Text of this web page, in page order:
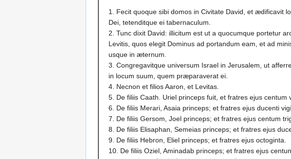
1. Fecit quoque sibi domos in Civitate David, et ædificavit
Dei, tetenditque ei tabernaculum.
2. Tunc dixit David: illicitum est ut a quocumque portetur
Levitis, quos elegit Dominus ad portandum eam, et ad
usque in æternum.
3. Congregavitque universum Israel in Jerusalem, ut
in locum suum, quem præparaverat ei.
4. Necnon et filios Aaron, et Levitas.
5. De filiis Caath. Uriel princeps fuit, et fratres ejus centum
6. De filiis Merari, Asaia princeps; et fratres ejus ducenti
7. De filiis Gersom, Joel princeps; et fratres ejus centum
8. De filiis Elisaphan, Semeias princeps; et fratres ejus
9. De filiis Hebron, Eliel princeps; et fratres ejus octoginta.
10. De filiis Oziel, Aminadab princeps; et fratres ejus